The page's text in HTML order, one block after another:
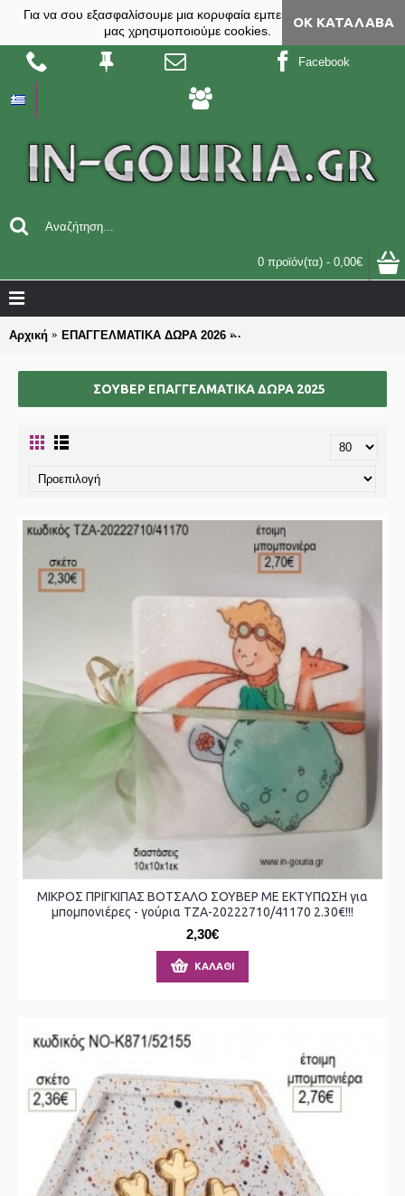
Για να σου εξασφαλίσουμε μια κορυφαία εμπειρία, στο site
μας χρησιμοποιούμε cookies.
ΟΚ ΚΑΤΆΛΑΒΑ
Facebook
0 προϊόν(τα) - 0,00€
Αρχική ΕΠΑΓΓΕΛΜΑΤΙΚΑ ΔΩΡΑ 2026 ΣΟΥΒΕΡ επαγγελματικά
ΣΟΥΒΕΡ ΕΠΑΓΓΕΛΜΑΤΙΚΆ ΔΏΡΑ 2025
ΜΙΚΡΟΣ ΠΡΙΓΚΙΠΑΣ ΒΟΤΣΑΛΟ ΣΟΥΒΕΡ ΜΕ ΕΚΤΥΠΩΣΗ για
μπομπονιέρες - γούρια ΤΖΑ-20222710/41170 2.30€!!!
2,30€
ΚΑΛΆΘΙ